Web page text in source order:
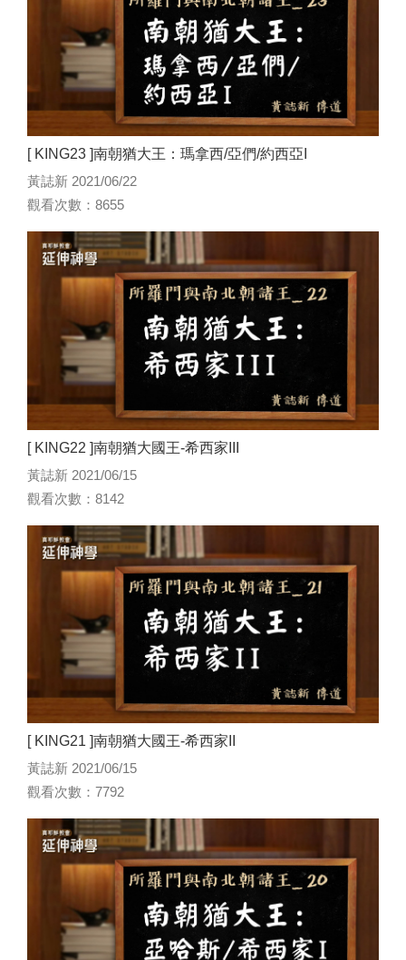
[ KING23 ]南朝猶大王：瑪拿西/亞們/約西亞I
黃誌新 2021/06/22
觀看次數：8655
[ KING22 ]南朝猶大國王-希西家III
黃誌新 2021/06/15
觀看次數：8142
[ KING21 ]南朝猶大國王-希西家II
黃誌新 2021/06/15
觀看次數：7792